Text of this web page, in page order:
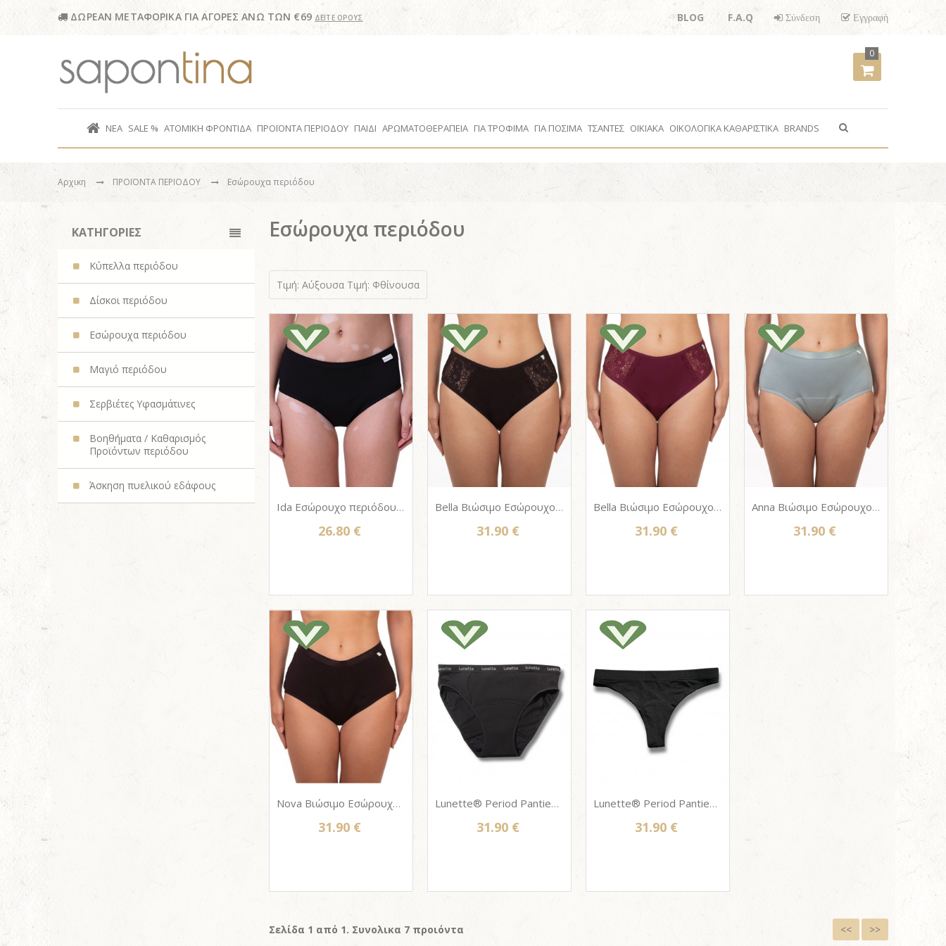
ΔΩΡΕΑΝ ΜΕΤΑΦΟΡΙΚΑ ΓΙΑ ΑΓΟΡΕΣ ΑΝΩ ΤΩΝ €69 ΔΕΙΤΕ ΟΡΟΥΣ Εγγραφή
Σύνδεση
BLOG F.A.Q
0
ΝΕΑ SALE % ΑΤΟΜΙΚΗ ΦΡΟΝΤΙΔΑ ΠΡΟΪΟΝΤΑ ΠΕΡΙΟΔΟΥ ΠΑΙΔΙ ΑΡΩΜΑΤΟΘΕΡΑΠΕΙΑ ΓΙΑ ΤΡΟΦΙΜΑ ΓΙΑ ΠΟΣΙΜΑ ΤΣΑΝΤΕΣ ΟΙΚΙΑΚΑ ΟΙΚΟΛΟΓΙΚΑ ΚΑΘΑΡΙΣΤΙΚΑ BRANDS
Αρχικη ΠΡΟΪΟΝΤΑ ΠΕΡΙΟΔΟΥ Εσώρουχα περιόδου
Εσώρουχα περιόδου
Τιμή: Αύξουσα Τιμή: Φθίνουσα
Ida Εσώρουχο περιόδου - Femi.Eko® Menstrual Panties | Black
26.80 €
Bella Βιώσιμο Εσώρουχο περιόδου από κάνναβη & bio βαμβάκι - Femi.Eko® Menstrual Panties | Black
31.90 €
Bella Βιώσιμο Εσώρουχο περιόδου από κάνναβη & bio βαμβάκι - Femi.Eko® Menstrual Panties | Berry
31.90 €
Anna Βιώσιμο Εσώρουχο περιόδου από κάνναβη & bio βαμβάκι - Femi.Eko® Period Panties | Pistachio green
31.90 €
Nova Βιώσιμο Εσώρουχο περιόδου από κάνναβη & bio βαμβάκι - Femi.Eko® Menstrual Panties | Black
31.90 €
Lunette® Period Panties - Βιώσιμο Εσώρουχο περιόδου από Lyocel & Bamboo Viscose
31.90 €
Lunette® Period Panties Thong - Βιώσιμο Εσώρουχο περιόδου από Lyocel & Bamboo Viscose
31.90 €
Σελίδα 1 από 1. Συνολικα 7 προιόντα << >>
ΚΑΤΗΓΟΡΙΕΣ
Κύπελλα περιόδου
Δίσκοι περιόδου
Εσώρουχα περιόδου
Μαγιό περιόδου
Σερβιέτες Υφασμάτινες
Βοηθήματα / Καθαρισμός
Προϊόντων περιόδου
Άσκηση πυελικού εδάφους